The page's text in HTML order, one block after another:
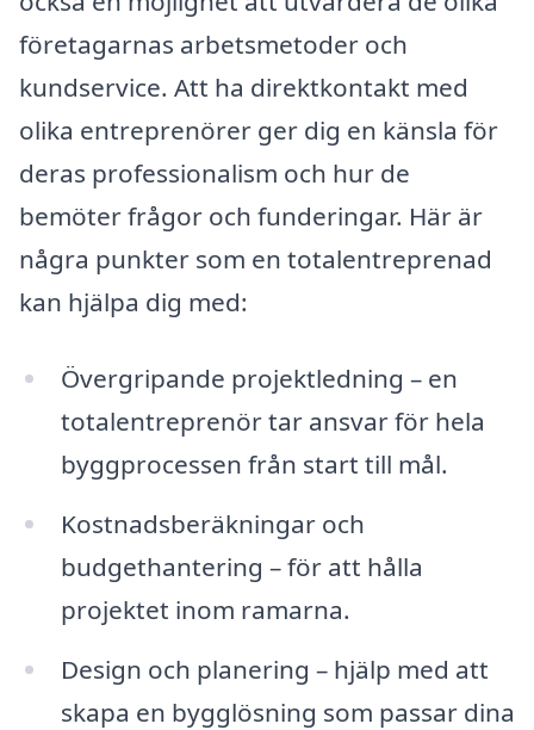
företagarnas arbetsmetoder och
kundservice. Att ha direktkontakt med
olika entreprenörer ger dig en känsla för
deras professionalism och hur de
bemöter frågor och funderingar. Här är
några punkter som en totalentreprenad
kan hjälpa dig med:
Övergripande projektledning – en
totalentreprenör tar ansvar för hela
byggprocessen från start till mål.
Kostnadsberäkningar och
budgethantering – för att hålla
projektet inom ramarna.
Design och planering – hjälp med att
skapa en bygglösning som passar dina